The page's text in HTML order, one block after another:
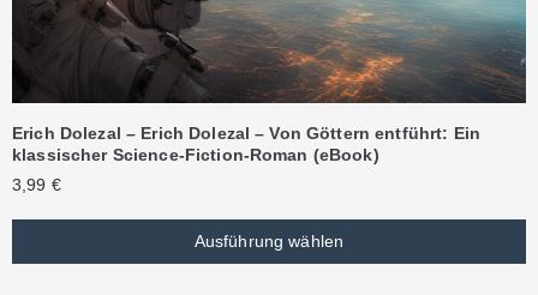
Erich Dolezal – Erich Dolezal – Von Göttern entführt: Ein
klassischer Science-Fiction-Roman (eBook)
3,99 €
Ausführung wählen